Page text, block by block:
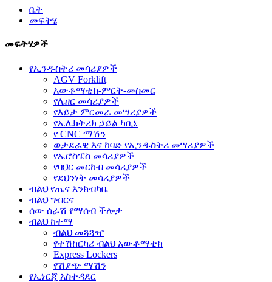
ቤት
መፍትሄ
መፍትሄዎች
የኢንዱስትሪ መሳሪያዎች
AGV Forklift
አውቶማቲክ-ምርት-መስመር
የሌዘር መሳሪያዎች
የእይታ ምርመራ መሣሪያዎች
የኤሌክትሪክ ኃይል ካቢኔ
የ CNC ማሽን
ወታደራዊ እና ከባድ የኢንዱስትሪ መሣሪያዎች
የኤሮስፔስ መሳሪያዎች
የባህር መርከብ መሳሪያዎች
የደህንነት መሳሪያዎች
ብልህ የጤና እንክብካቤ
ብልህ ግብርና
ሰው ሰራሽ የማሰብ ችሎታ
ብልህ ከተማ
ብልህ መጓጓዣ
የተሽከርካሪ ብልህ አውቶማቲክ
Express Lockers
የሽያጭ ማሽን
የኢነርጂ አስተዳደር